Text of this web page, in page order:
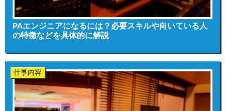
PAエンジニアになるには？必要スキルや向いている人
の特徴などを具体的に解説
仕事内容